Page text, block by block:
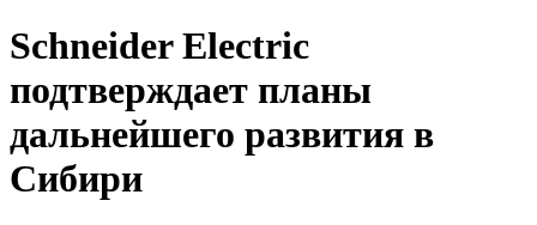
Schneider Electric
подтверждает планы
дальнейшего развития в
Сибири